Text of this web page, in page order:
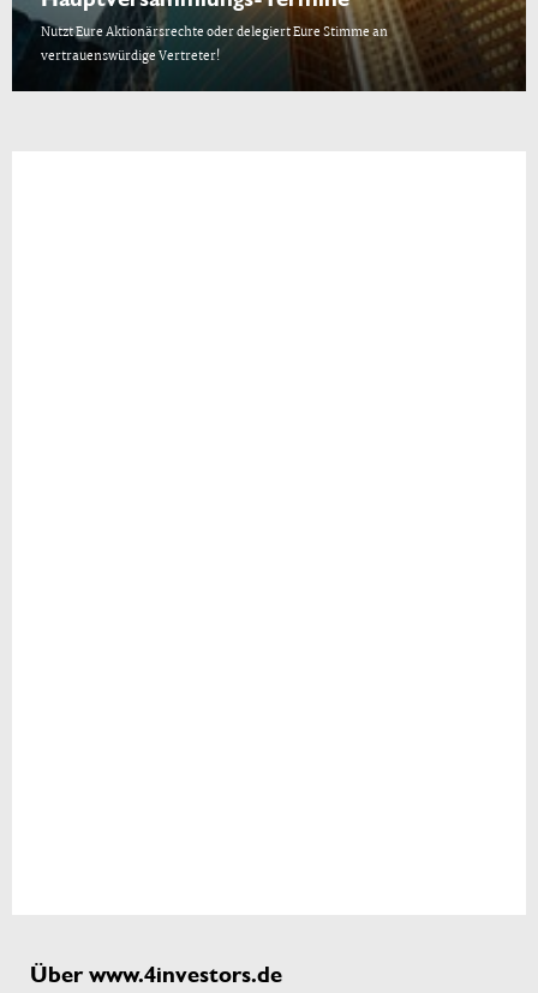
Nutzt Eure Aktionärsrechte oder delegiert Eure Stimme an
vertrauenswürdige Vertreter!
Über www.4investors.de